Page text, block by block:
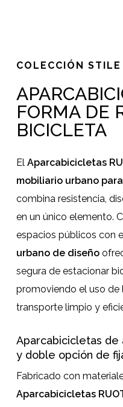
COLECCIÓN
FORMA DE
BICICLETA
El Aparcabicicletas
mobiliario urbano
combina resistencia,
en un único elemento.
espacios públicos con
urbano de diseño
segura de estacionar
promoviendo el uso
transporte limpio y
Aparcabicicletas de
y doble opción de
Fabricado con
Aparcabicicletas